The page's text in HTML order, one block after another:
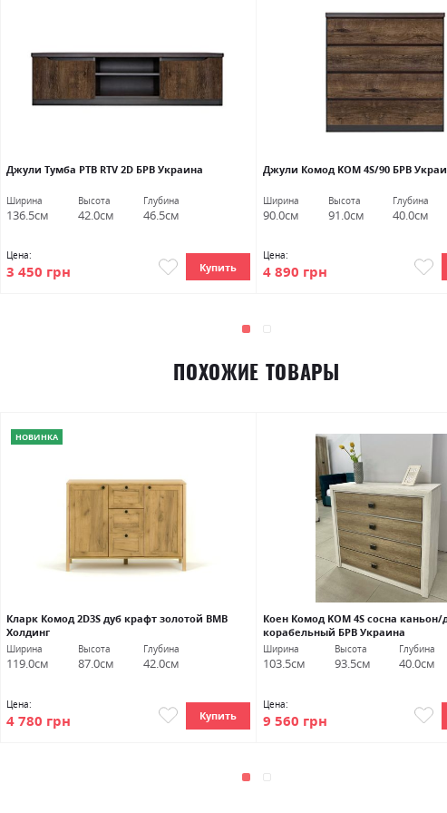
Джули Тумба РТВ RTV 2D БРВ ​​Украина
Ширина
136.5см
Высота
42.0см
Глубина
46.5см
Цена:
3 450 грн Купить
Джули Комод KOM 4S/90 БРВ
Ширина
90.0см
Высота
91.0см
Глубина
40.0см
Цена:
4 890 грн
ПОХОЖИЕ ТОВАРЫ
НОВИНКА
Кларк Комод 2D3S дуб крафт золотой ВМВ
Холдинг
Ширина
119.0см
Высота
87.0см
Глубина
42.0см
Цена:
4 780 грн Купить
Коен Комод KOM 4S сосна каньон/
корабельный БРВ Украина
Ширина
103.5см
Высота
93.5см
Глубина
40.0см
Цена:
9 560 грн